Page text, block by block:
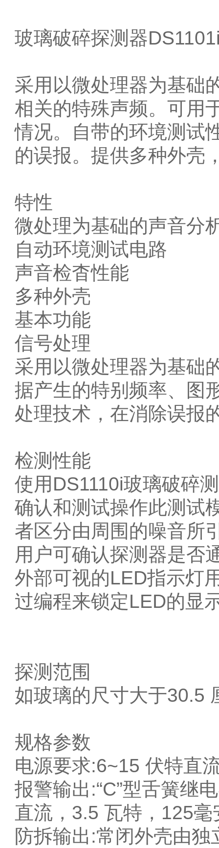
玻璃破碎探测器
采用以微处理器为基础
相关的特殊声频。可用
情况。自带的环境测试
的误报。提供多种外壳
特性
微处理为基础的声音分
自动环境测试电路
声音检杳性能
多种外壳
基本功能
信号处理
采用以微处理器为基础
据产生的特别频率、图
处理技术，在消除误报
检测性能
使用DS1110i玻璃破碎
确认和测试操作此测试
者区分由周围的噪音所
用户可确认探测器是否
外部可视的LED指示灯
过编程来锁定LED的显
探测范围
如玻璃的尺寸大于30.5
规格参数
电源要求:6~15 伏特直
报警输出 :“C”型舌簧继
直流，3.5 瓦特，125毫
防拆输出 :常闭外壳由独